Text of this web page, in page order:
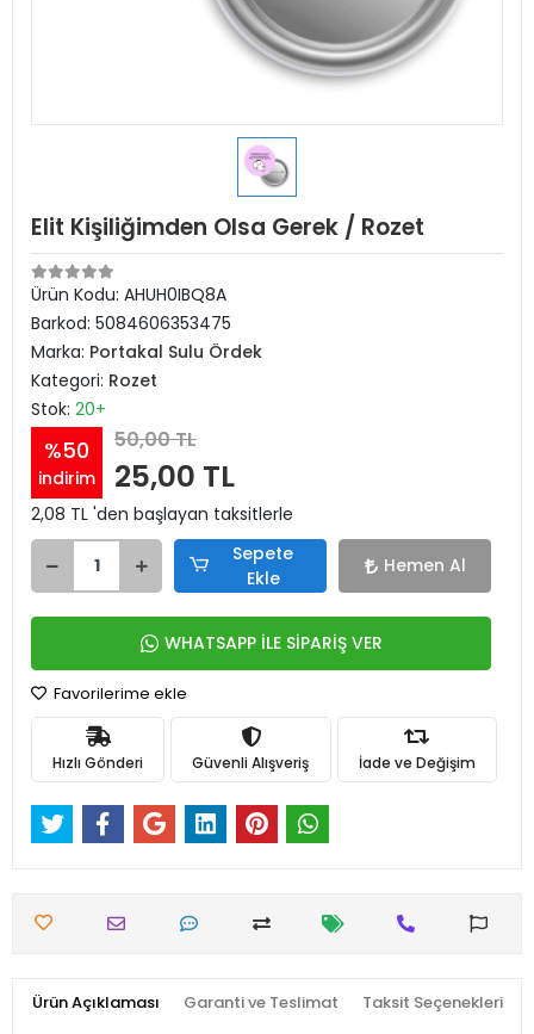
Elit Kişiliğimden Olsa Gerek / Rozet
Ürün Kodu: AHUH0IBQ8A
Barkod: 5084606353475
Marka: Portakal Sulu Ördek
Kategori: Rozet
Stok: 20+
%50
indirim
50,00 TL
25,00 TL
2,08 TL 'den başlayan taksitlerle
Sepete
Ekle
Hemen Al
WHATSAPP İLE SİPARİŞ VER
Favorilerime ekle
Hızlı Gönderi Güvenli Alışveriş İade ve Değişim
Ürün Açıklaması Garanti ve Teslimat Taksit Seçenekleri